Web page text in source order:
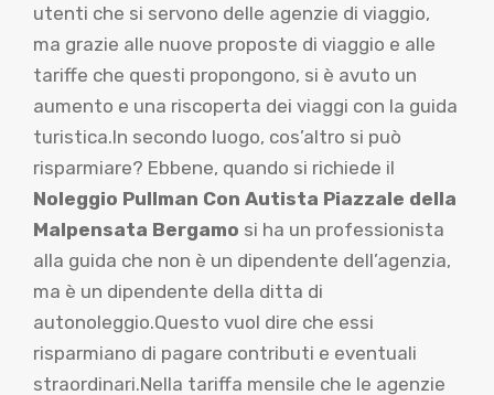
utenti che si servono delle agenzie di viaggio,
ma grazie alle nuove proposte di viaggio e alle
tariffe che questi propongono, si è avuto un
aumento e una riscoperta dei viaggi con la guida
turistica.In secondo luogo, cos’altro si può
risparmiare? Ebbene, quando si richiede il
Noleggio Pullman Con Autista Piazzale della
Malpensata Bergamo si ha un professionista
alla guida che non è un dipendente dell’agenzia,
ma è un dipendente della ditta di
autonoleggio.Questo vuol dire che essi
risparmiano di pagare contributi e eventuali
straordinari.Nella tariffa mensile che le agenzie